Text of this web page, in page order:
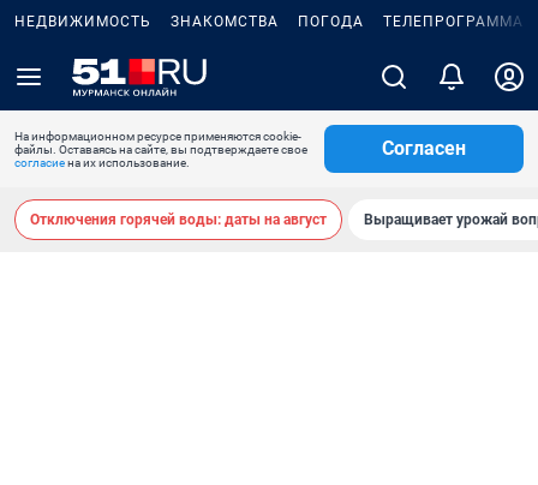
НЕДВИЖИМОСТЬ ЗНАКОМСТВА ПОГОДА ТЕЛЕПРОГРАММА
На информационном ресурсе применяются cookie-
файлы. Оставаясь на сайте, вы подтверждаете свое
согласиена их использование.
Согласен
Отключения горячей воды: даты на август Выращивает урожай